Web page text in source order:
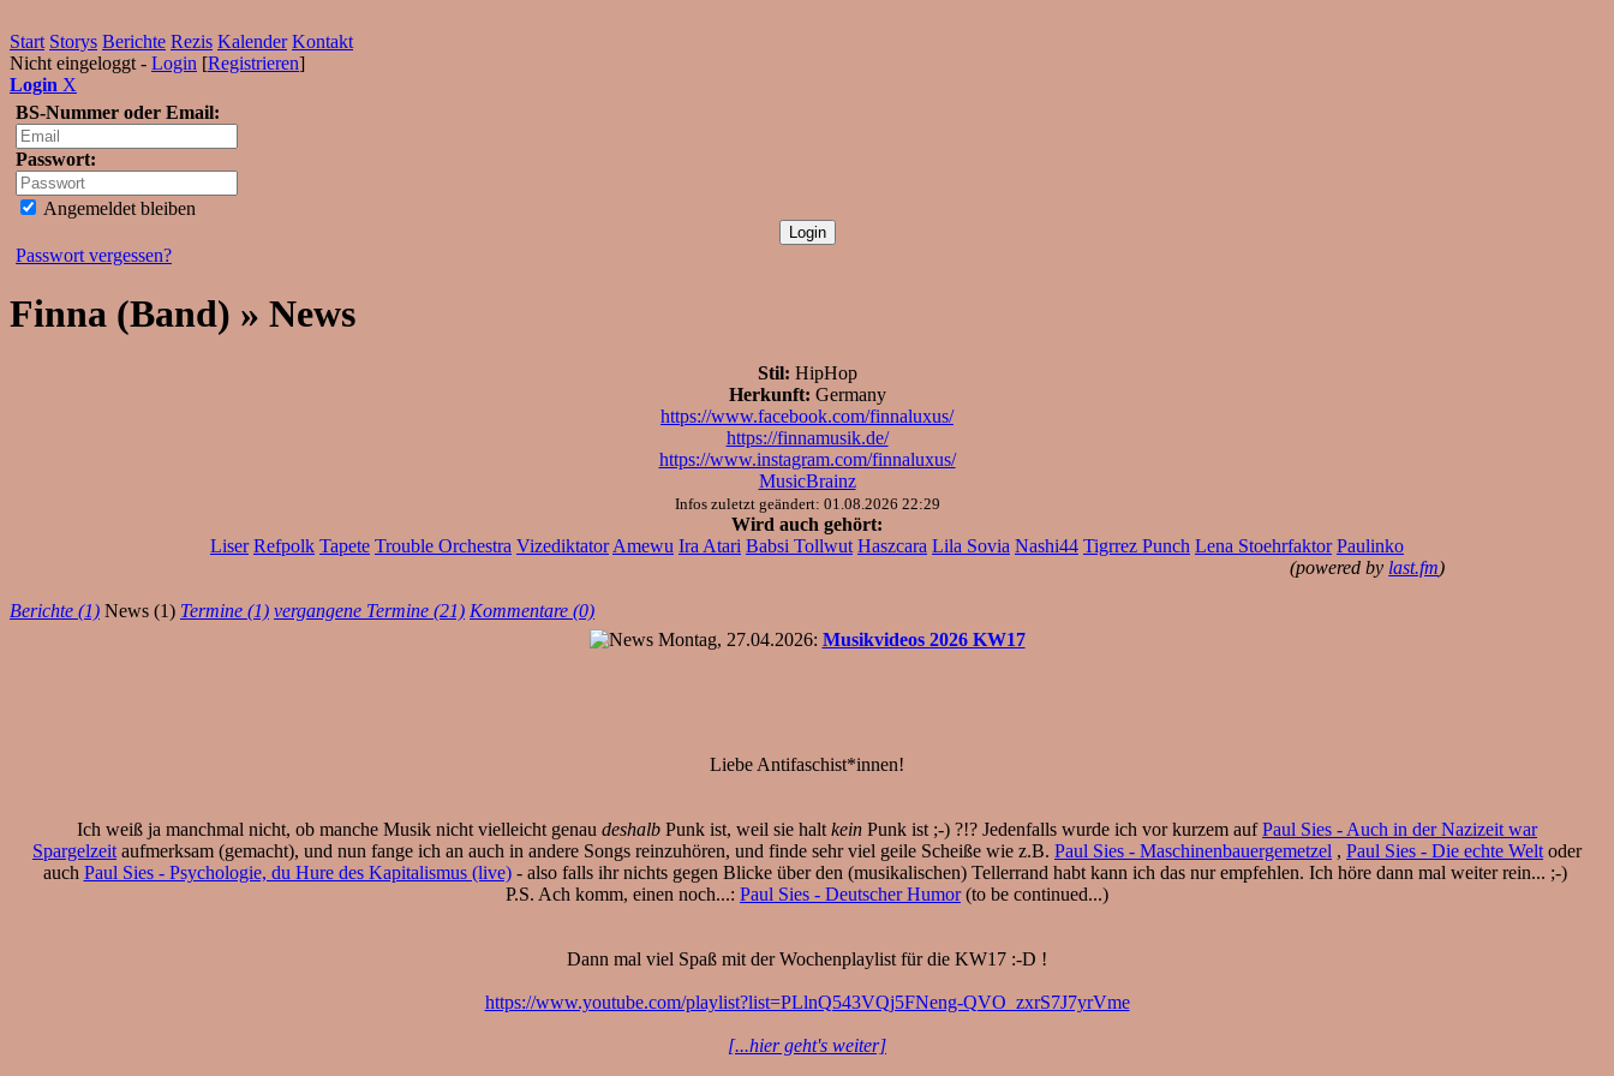
Start Storys Berichte Rezis Kalender Kontakt
Nicht eingeloggt - Login [Registrieren]
Login X
BS-Nummer oder Email:
Passwort:
Angemeldet bleiben
Passwort vergessen?
Finna (Band) » News
Stil: HipHop
Herkunft: Germany
https://www.facebook.com/finnaluxus/
https://finnamusik.de/
https://www.instagram.com/finnaluxus/
MusicBrainz
Infos zuletzt geändert: 01.08.2026 22:29
Wird auch gehört:
Liser Refpolk Tapete Trouble Orchestra Vizediktator Amewu Ira Atari Babsi Tollwut Haszcara Lila Sovia Nashi44 Tigrrez Punch Lena Stoehrfaktor Paulinko
(powered by last.fm)
Berichte (1) News (1) Termine (1) vergangene Termine (21) Kommentare (0)
Montag, 27.04.2026: Musikvideos 2026 KW17
Liebe Antifaschist*innen!
Ich weiß ja manchmal nicht, ob manche Musik nicht vielleicht genau deshalb Punk ist, weil sie halt kein Punk ist ;-) ?!? Jedenfalls wurde ich vor kurzem aufPaul Sies - Auch in der Nazizeit war
Spargelzeit aufmerksam (gemacht), und nun fange ich an auch in andere Songs reinzuhören, und finde sehr viel geile Scheiße wie z.B. Paul Sies - Maschinenbauergemetzel , Paul Sies - Die echte Welt oder
auch Paul Sies - Psychologie, du Hure des Kapitalismus (live)- also falls ihr nichts gegen Blicke über den (musikalischen) Tellerrand habt kann ich das nur empfehlen. Ich höre dann mal weiter rein... ;-)
P.S. Ach komm, einen noch...: Paul Sies - Deutscher Humor(to be continued...)
Dann mal viel Spaß mit der Wochenplaylist für die KW17 :-D !
https://www.youtube.com/playlist?list=PLlnQ543VQj5FNeng-QVO_zxrS7J7yrVme
[...hier geht's weiter]